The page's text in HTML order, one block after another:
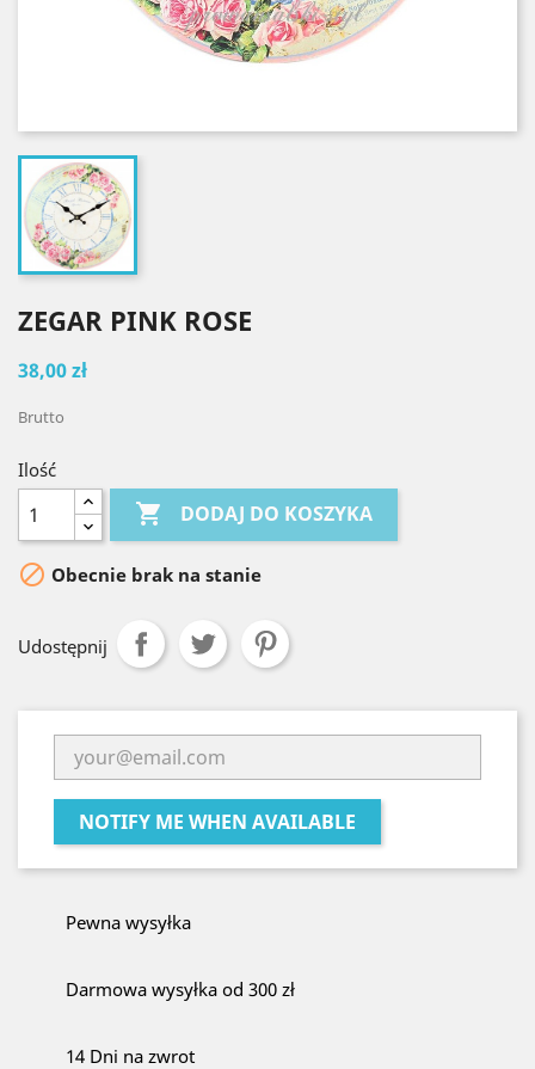
ZEGAR PINK ROSE
38,00 zł
Brutto
Ilość
 DODAJ DO KOSZYKA
 Obecnie brak na stanie
Udostępnij
NOTIFY ME WHEN AVAILABLE
Pewna wysyłka
Darmowa wysyłka od 300 zł
14 Dni na zwrot